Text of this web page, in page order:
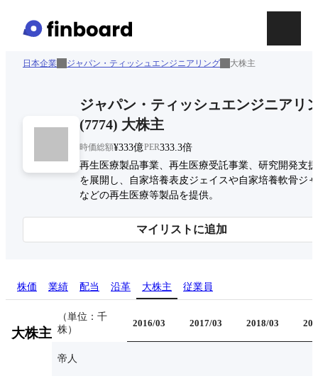
日本企業 ジャパン・ティッシュエンジニアリング 大株主
ジャパン・ティッシュエンジニアリ
(7774) 大株主
時価総額¥333億PER333.3倍
再生医療製品事業、再生医療受託事業、研究開発支
を展開し、自家培養表皮ジェイスや自家培養軟骨ジ
などの再生医療等製品を提供。
マイリストに追加
株価 業績 配当 沿革 大株主 従業員
大株主
（単位：千
株）
2016/03 2017/03 2018/03
帝人